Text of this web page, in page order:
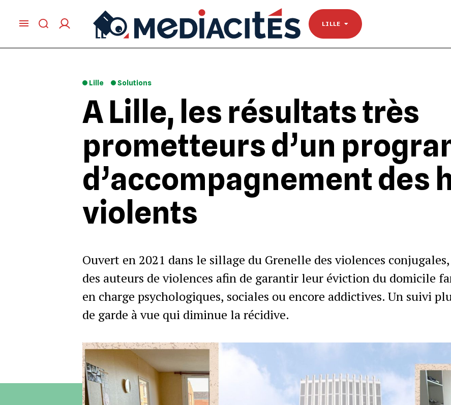
LILLE
NANTES
TOULOUSE
Se connecter
Lille Solutions
A Lille, les résultats très
prometteurs d’un
d’accompagnement des
violents
Ouvert en 2021 dans le sillage du Grenelle des violences
des auteurs de violences afin de garantir leur éviction du domicile
en charge psychologiques, sociales ou encore addictives. Un suivi
de garde à vue qui diminue la récidive.